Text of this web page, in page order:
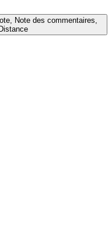
Note des commentaires,